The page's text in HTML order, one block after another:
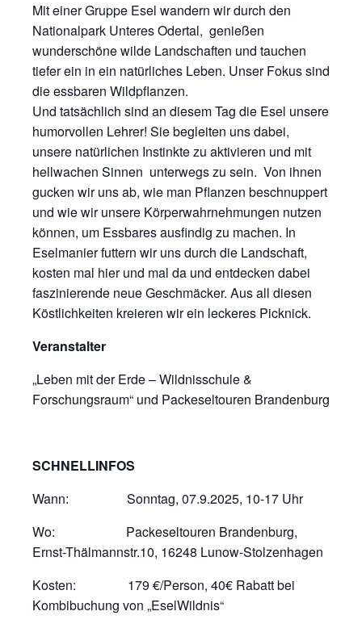
Mit einer Gruppe Esel wandern wir durch den
Nationalpark Unteres Odertal, genießen
wunderschöne wilde Landschaften und tauchen
tiefer ein in ein natürliches Leben. Unser Fokus sind
die essbaren Wildpflanzen.
Und tatsächlich sind an diesem Tag die Esel unsere
humorvollen Lehrer! Sie begleiten uns dabei,
unsere natürlichen Instinkte zu aktivieren und mit
hellwachen Sinnen unterwegs zu sein. Von ihnen
gucken wir uns ab, wie man Pflanzen beschnuppert
und wie wir unsere Körperwahrnehmungen nutzen
können, um Essbares ausfindig zu machen. In
Eselmanier futtern wir uns durch die Landschaft,
kosten mal hier und mal da und entdecken dabei
faszinierende neue Geschmäcker. Aus all diesen
Köstlichkeiten kreieren wir ein leckeres Picknick.
Veranstalter
„Leben mit der Erde – Wildnisschule &
Forschungsraum“ und Packeseltouren Brandenburg
SCHNELLINFOS
Wann: Sonntag, 07.9.2025, 10-17 Uhr
Wo: Packeseltouren Brandenburg,
Ernst-Thälmannstr.10, 16248 Lunow-Stolzenhagen
Kosten: 179 €/Person, 40€ Rabatt bei
Kombibuchung von „EselWildnis“